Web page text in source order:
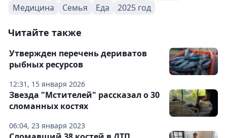
Медицина
Семья Еда 2025 год
Читайте также
12:31, 15 января 2026
Утвержден перечень дериватов
рыбных ресурсов
06:04, 23 января 2023
Звезда "Мстителей" рассказал о 30
сломанных костях